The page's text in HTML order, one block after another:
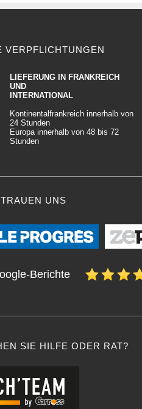
VERPFLICHTUNGEN
LIEFERUNG IN FRANKREICH
UND
INTERNATIONAL
Kontinentalfrankreich innerhalb von
24 Stunden
Europa innerhalb von 48 bis 72
Stunden
UNS
Berichte
SIE HILFE ODER RAT?